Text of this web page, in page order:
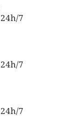
24h/7
24h/7
24h/7